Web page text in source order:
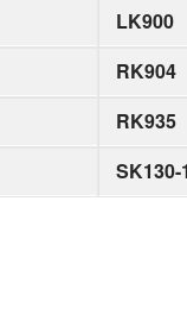
LK900
RK904
RK935
SK130-